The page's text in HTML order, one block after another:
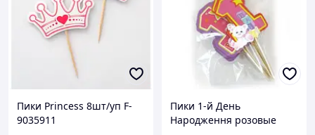
Пики Princess 8шт/уп F-
9035911
Пики 1-й День
Народження розовые